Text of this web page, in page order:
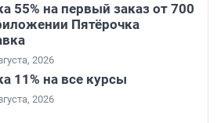
55% на первый заказ от 700
Пятёрочка
2026
11% на все курсы
2026